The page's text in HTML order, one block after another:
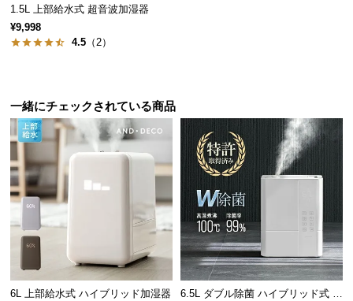
て
会
約
に
つ
い
て
サ
1.5L 上部給水式 超音波加湿器
¥9,998
4.5 （2）
一緒にチェックされている商品
6L 上部給水式 ハイブリッド加湿器
6.5L ダブル除菌 ハイブリッド式 U